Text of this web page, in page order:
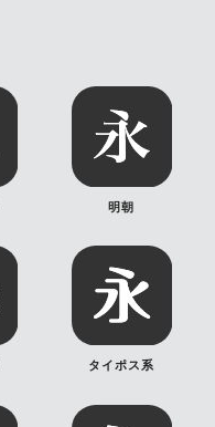
明朝
タイポス系